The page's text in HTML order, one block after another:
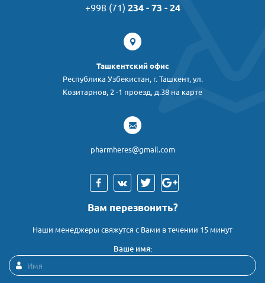
+998 (71) 234 - 73 - 24
Ташкентский офис
Республика Узбекистан, г. Ташкент, ул.
Козитарнов, 2 -1 проезд, д.38 на карте
pharmheres@gmail.com
Вам перезвонить?
Наши менеджеры свяжутся с Вами в течении 15 минут
Ваше имя: